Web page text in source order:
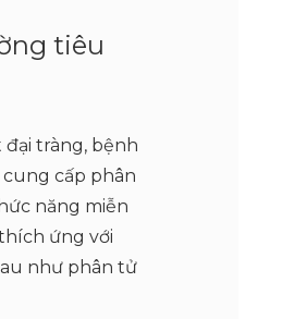
tiêu
tràng, bệnh
cấp phân
năng miễn
ứng với
như phân tử